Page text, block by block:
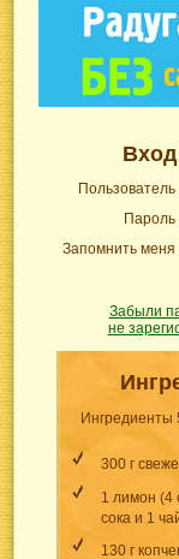
Вход
Пользователь
Пароль
Запомнить меня
Забыли
не
Ингредиенты
300 г
1 лимон (4
сока и 1
130 г